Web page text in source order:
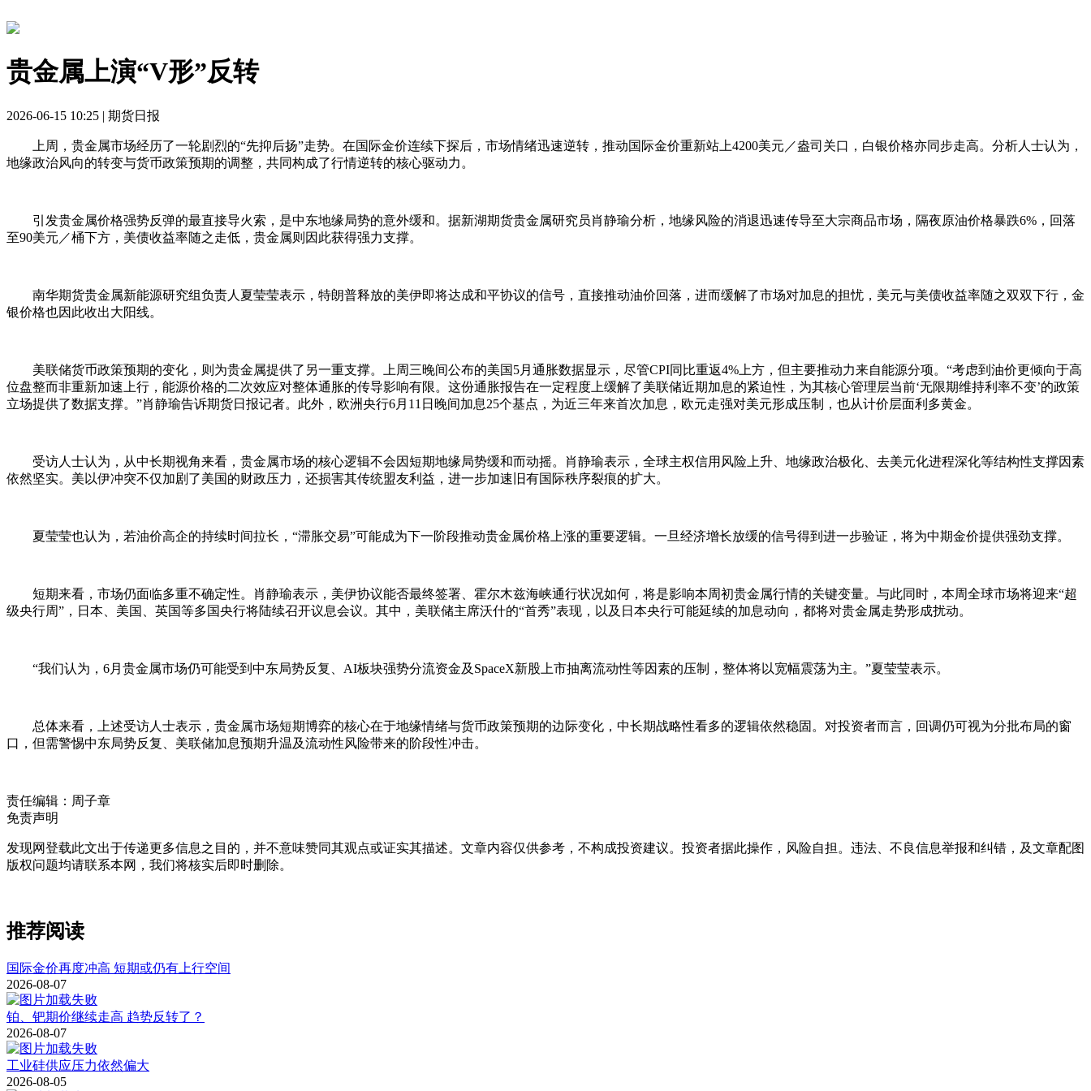
贵金属上演“V形”反转
2026-06-15 10:25 | 期货日报
上周，贵金属市场经历了一轮剧烈的“先抑后扬”走势。在国际金价连续下探后，市场情绪迅速逆转，推动国际金价重新站上4200美元／盎司关口，白银价格亦同步走高。分析人士认为，
地缘政治风向的转变与货币政策预期的调整，共同构成了行情逆转的核心驱动力。
引发贵金属价格强势反弹的最直接导火索，是中东地缘局势的意外缓和。据新湖期货贵金属研究员肖静瑜分析，地缘风险的消退迅速传导至大宗商品市场，隔夜原油价格暴跌6%，回落
至90美元／桶下方，美债收益率随之走低，贵金属则因此获得强力支撑。
南华期货贵金属新能源研究组负责人夏莹莹表示，特朗普释放的美伊即将达成和平协议的信号，直接推动油价回落，进而缓解了市场对加息的担忧，美元与美债收益率随之双双下行，金
银价格也因此收出大阳线。
美联储货币政策预期的变化，则为贵金属提供了另一重支撑。上周三晚间公布的美国5月通胀数据显示，尽管CPI同比重返4%上方，但主要推动力来自能源分项。“考虑到油价更倾向于高
位盘整而非重新加速上行，能源价格的二次效应对整体通胀的传导影响有限。这份通胀报告在一定程度上缓解了美联储近期加息的紧迫性，为其核心管理层当前‘无限期维持利率不变’的政策
立场提供了数据支撑。”肖静瑜告诉期货日报记者。此外，欧洲央行6月11日晚间加息25个基点，为近三年来首次加息，欧元走强对美元形成压制，也从计价层面利多黄金。
受访人士认为，从中长期视角来看，贵金属市场的核心逻辑不会因短期地缘局势缓和而动摇。肖静瑜表示，全球主权信用风险上升、地缘政治极化、去美元化进程深化等结构性支撑因素
依然坚实。美以伊冲突不仅加剧了美国的财政压力，还损害其传统盟友利益，进一步加速旧有国际秩序裂痕的扩大。
夏莹莹也认为，若油价高企的持续时间拉长，“滞胀交易”可能成为下一阶段推动贵金属价格上涨的重要逻辑。一旦经济增长放缓的信号得到进一步验证，将为中期金价提供强劲支撑。
短期来看，市场仍面临多重不确定性。肖静瑜表示，美伊协议能否最终签署、霍尔木兹海峡通行状况如何，将是影响本周初贵金属行情的关键变量。与此同时，本周全球市场将迎来“超
级央行周”，日本、美国、英国等多国央行将陆续召开议息会议。其中，美联储主席沃什的“首秀”表现，以及日本央行可能延续的加息动向，都将对贵金属走势形成扰动。
“我们认为，6月贵金属市场仍可能受到中东局势反复、AI板块强势分流资金及SpaceX新股上市抽离流动性等因素的压制，整体将以宽幅震荡为主。”夏莹莹表示。
总体来看，上述受访人士表示，贵金属市场短期博弈的核心在于地缘情绪与货币政策预期的边际变化，中长期战略性看多的逻辑依然稳固。对投资者而言，回调仍可视为分批布局的窗
口，但需警惕中东局势反复、美联储加息预期升温及流动性风险带来的阶段性冲击。
责任编辑：周子章
免责声明
发现网登载此文出于传递更多信息之目的，并不意味赞同其观点或证实其描述。文章内容仅供参考，不构成投资建议。投资者据此操作，风险自担。违法、不良信息举报和纠错，及文章配图
版权问题均请联系本网，我们将核实后即时删除。
推荐阅读
国际金价再度冲高 短期或仍有上行空间
2026-08-07
铂、钯期价继续走高 趋势反转了？
2026-08-07
工业硅供应压力依然偏大
2026-08-05